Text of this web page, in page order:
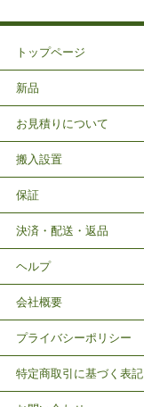
トップページ
新品
お見積りについて
搬入設置
保証
決済・配送・返品
ヘルプ
会社概要
プライバシーポリシー
特定商取引に基づく表記